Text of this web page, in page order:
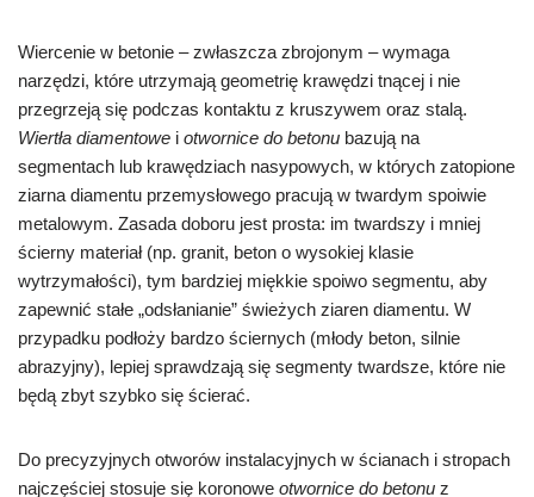
Wiercenie w betonie – zwłaszcza zbrojonym – wymaga
narzędzi, które utrzymają geometrię krawędzi tnącej i nie
przegrzeją się podczas kontaktu z kruszywem oraz stalą.
Wiertła diamentowe i otwornice do betonu bazują na
segmentach lub krawędziach nasypowych, w których zatopione
ziarna diamentu przemysłowego pracują w twardym spoiwie
metalowym. Zasada doboru jest prosta: im twardszy i mniej
ścierny materiał (np. granit, beton o wysokiej klasie
wytrzymałości), tym bardziej miękkie spoiwo segmentu, aby
zapewnić stałe „odsłanianie” świeżych ziaren diamentu. W
przypadku podłoży bardzo ściernych (młody beton, silnie
abrazyjny), lepiej sprawdzają się segmenty twardsze, które nie
będą zbyt szybko się ścierać.
Do precyzyjnych otworów instalacyjnych w ścianach i stropach
najczęściej stosuje się koronowe otwornice do betonu z